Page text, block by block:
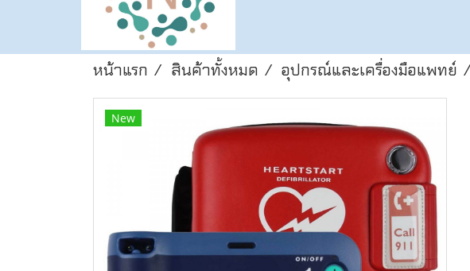
หน้าแรก สินค้าทั้งหมด อุปกรณ์และเครื่องมือแพทย์
New